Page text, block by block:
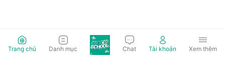
Trang chủ Danh mục Chat Tài khoản Xem thêm